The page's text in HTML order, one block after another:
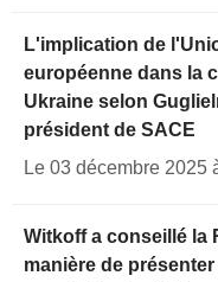
L'implication de
européenne dans la
Ukraine selon
président de SACE
Le 03 décembre 2025
Witkoff a conseillé la
manière de